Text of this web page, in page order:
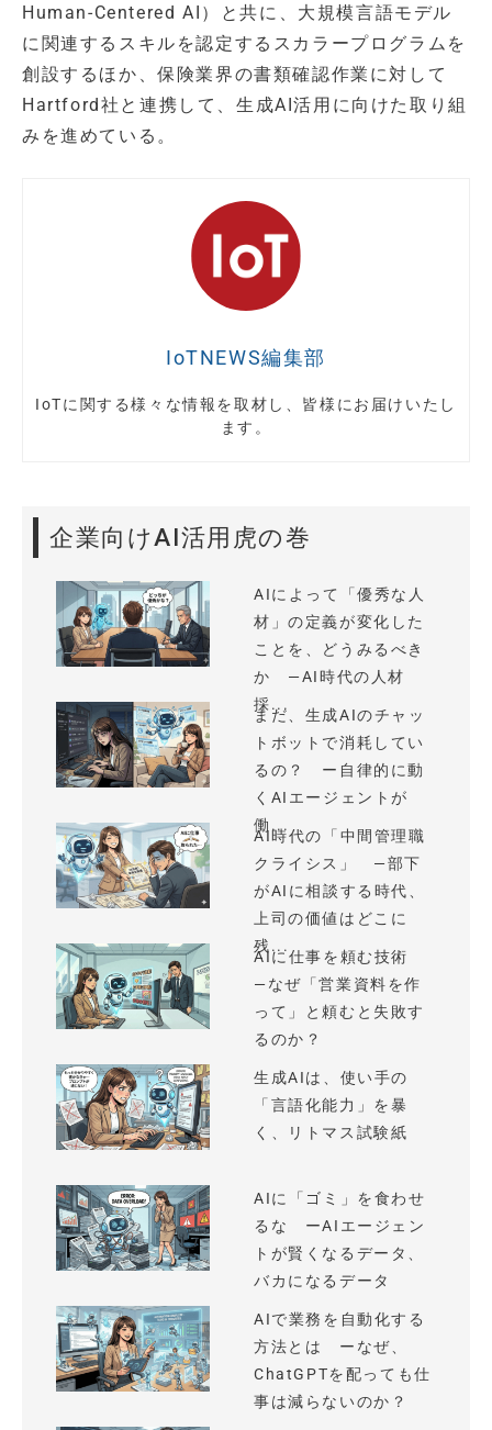
Human-Centered AI）と共に、大規模言語モデル
に関連するスキルを認定するスカラープログラムを
創設するほか、保険業界の書類確認作業に対して
Hartford社と連携して、生成AI活用に向けた取り組
みを進めている。
IoTNEWS編集部
IoTに関する様々な情報を取材し、皆様にお届けいたし
ます。
企業向けAI活用虎の巻
AIによって「優秀な人
材」の定義が変化した
ことを、どうみるべき
か —AI時代の人材
採...
まだ、生成AIのチャッ
トボットで消耗してい
るの？ ー自律的に動
くAIエージェントが
働...
AI時代の「中間管理職
クライシス」 —部下
がAIに相談する時代、
上司の価値はどこに
残...
AIに仕事を頼む技術
—なぜ「営業資料を作
って」と頼むと失敗す
るのか？
生成AIは、使い手の
「言語化能力」を暴
く、リトマス試験紙
AIに「ゴミ」を食わせ
るな ーAIエージェン
トが賢くなるデータ、
バカになるデータ
AIで業務を自動化する
方法とは ーなぜ、
ChatGPTを配っても仕
事は減らないのか？